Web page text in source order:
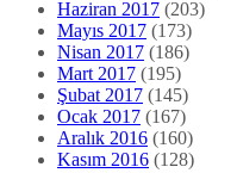
Haziran 2017 (203)
Mayıs 2017 (173)
Nisan 2017 (186)
Mart 2017 (195)
Şubat 2017 (145)
Ocak 2017 (167)
Aralık 2016 (160)
Kasım 2016 (128)